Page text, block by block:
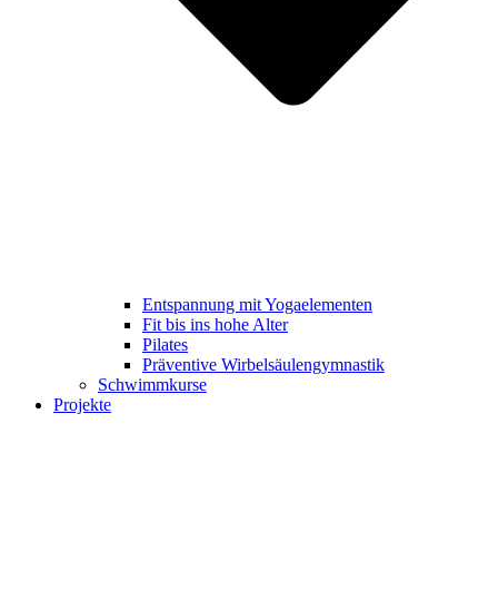
Entspannung mit Yogaelementen
Fit bis ins hohe Alter
Pilates
Präventive Wirbelsäulengymnastik
Schwimmkurse
Projekte